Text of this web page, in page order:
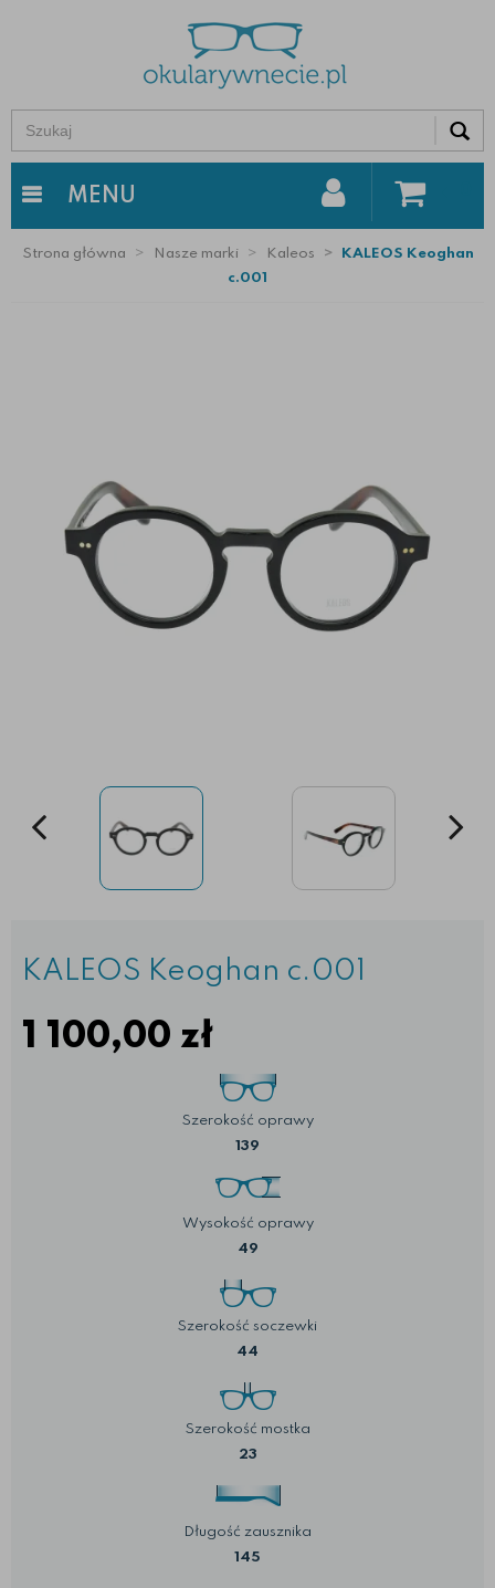
MENU
Strona główna Nasze marki Kaleos
KALEOS Keoghan
c.001
KALEOS Keoghan c.001
1 100,00 zł
Szerokość oprawy
139
Wysokość oprawy
49
Szerokość soczewki
44
Szerokość mostka
23
Długość zausznika
145